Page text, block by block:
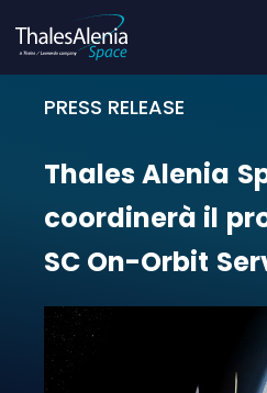
PRESS RELEASE
Thales Alenia
ThalesAlenia
coordinerà il
SC On-Orbit